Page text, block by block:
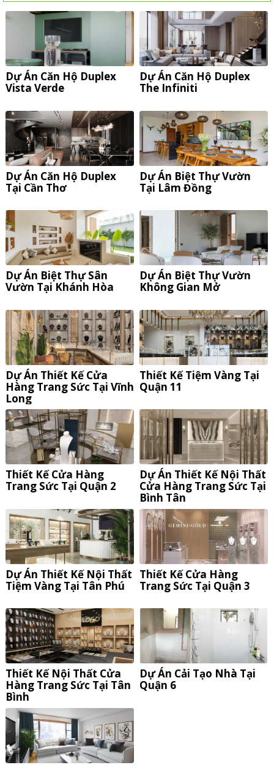
Dự Án Căn Hộ Duplex
Vista Verde
Dự Án Căn Hộ Duplex
The Infiniti
Dự Án Căn Hộ Duplex
Tại Cần Thơ
Dự Án Biệt Thự Vườn
Tại Lâm Đồng
Dự Án Biệt Thự Sân
Vườn Tại Khánh Hòa
Dự Án Biệt Thự Vườn
Không Gian Mở
Dự Án Thiết Kế Cửa
Hàng Trang Sức Tại Vĩnh
Long
Thiết Kế Tiệm Vàng Tại
Quận 11
Thiết Kế Cửa Hàng
Trang Sức Tại Quận 2
Dự Án Thiết Kế Nội Thất
Cửa Hàng Trang Sức Tại
Bình Tân
Dự Án Thiết Kế Nội Thất
Tiệm Vàng Tại Tân Phú
Thiết Kế Cửa Hàng
Trang Sức Tại Quận 3
Thiết Kế Nội Thất Cửa
Hàng Trang Sức Tại Tân
Bình
Dự Án Cải Tạo Nhà Tại
Quận 6